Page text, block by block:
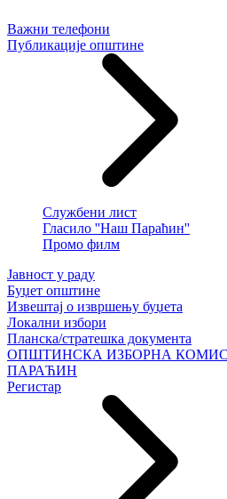
Важни телефони
Публикације општине
Службени лист
Гласило ''Наш Параћин''
Промо филм
Јавност у раду
Буџет општине
Извештај о извршењу буџета
Локални избори
Планска/стратешка документа
ОПШТИНСКА ИЗБОРНА
ПАРАЋИН
Регистар